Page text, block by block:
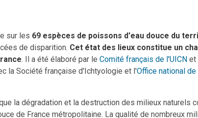
sur les 69 espèces de poissons d'eau douce du
de disparition. Cet état des lieux constitue un
. Il a été élaboré par le Comité français de l'UICN et
la Société française d'Ichtyologie et l'Office national
la dégradation et la destruction des milieux naturels
de France métropolitaine. La qualité de nombreux